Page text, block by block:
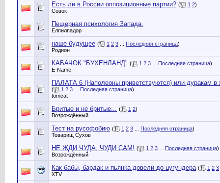
Есть ли в России оппозиционные партии? ( 1 2)
Совок
Пещерная психология Запада.
Елпилпадор
наше будущее ( 1 2 3 Последняя страница)
Родион
КАБАЧОК "БУХЕНЛАНД" ( 1 2 3 Последняя страница)
E-Name
ПАЛАТА 6 (Наполеоны приветствуются) или дуракам в
( 1 2 3 Последняя страница)
tomcat
Бритые и не бритые... ( 1 2)
Возрождённый
Тест на русофобию ( 1 2 3 Последняя страница)
Товарищ Сухов
НЕ ЖДИ ЧУДА, ЧУДИ САМ! ( 1 2 3 Последняя страница)
Возрождённый
Как бабы, бардак и пьянка довели до цугундера ( 1 2 3
XTV